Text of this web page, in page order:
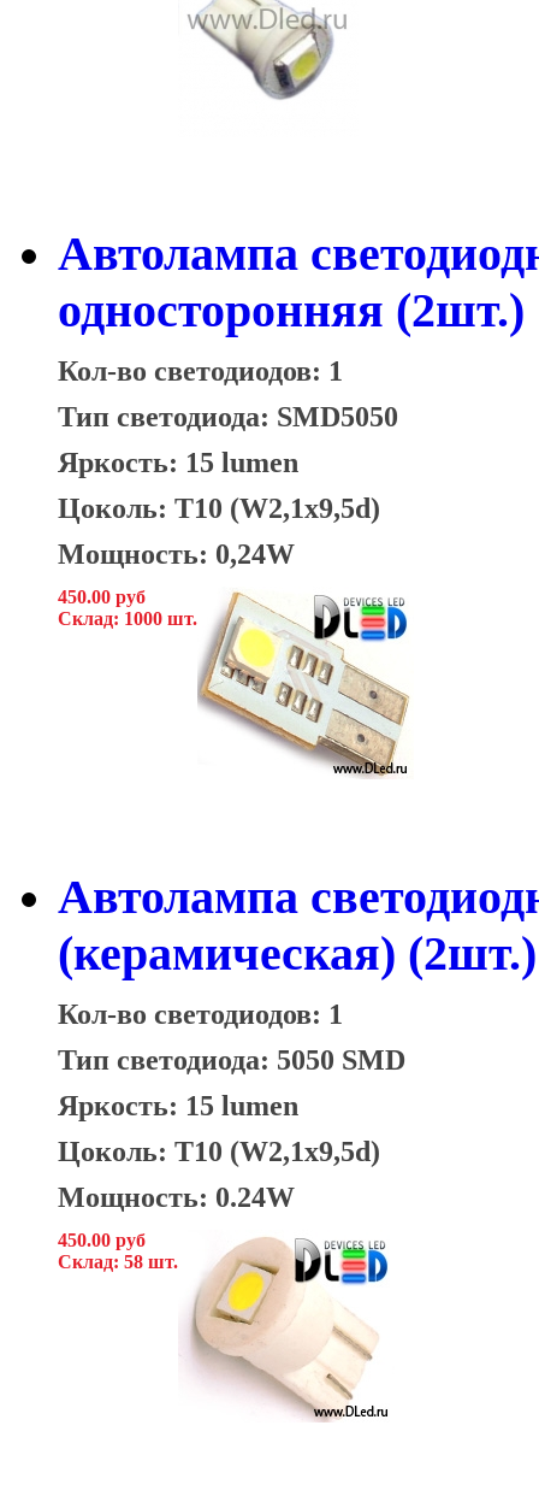
Автолампа
односторонняя (2шт.)
Кол-во светодиодов: 1
Тип светодиода: SMD5050
Яркость: 15 lumen
Цоколь: T10 (W2,1x9,5d)
Мощность: 0,24W
450.00 руб
Склад: 1000 шт.
Автолампа
(керамическая) (2шт.)
Кол-во светодиодов: 1
Тип светодиода: 5050 SMD
Яркость: 15 lumen
Цоколь: T10 (W2,1x9,5d)
Мощность: 0.24W
450.00 руб
Склад: 58 шт.